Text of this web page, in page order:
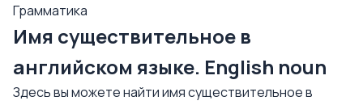
Грамматика
Имя существительное в
английском языке. English noun
Здесь вы можете найти имя существительное в